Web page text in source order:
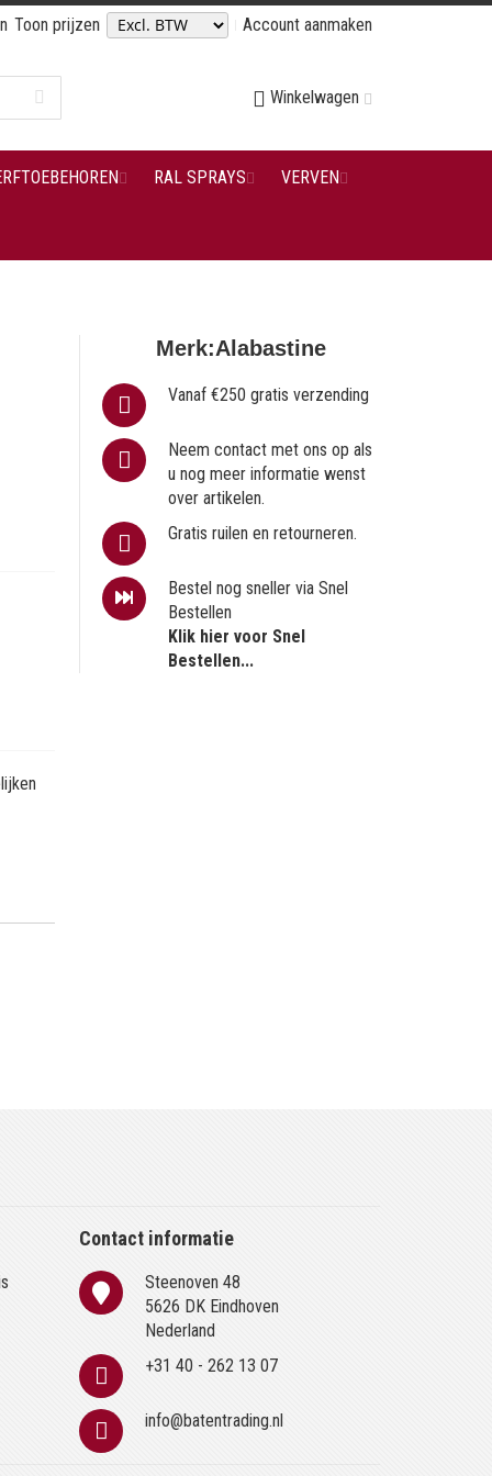
Toon prijzen Account aanmaken
Winkelwagen
RAL SPRAYS VERVEN
Merk:Alabastine
Vanaf €250 gratis verzending
Neem contact met ons op als
u nog meer informatie wenst
over artikelen.
Gratis ruilen en retourneren.
Bestel nog sneller via Snel
Bestellen
Klik hier voor Snel
Bestellen...
Contact informatie
Steenoven 48
5626 DK Eindhoven
Nederland
+31 40 - 262 13 07
info@batentrading.nl